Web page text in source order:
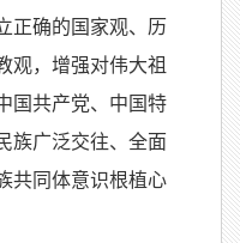
正确的国家观、历
观，增强对伟大祖
国共产党、中国特
族广泛交往、全面
共同体意识根植心